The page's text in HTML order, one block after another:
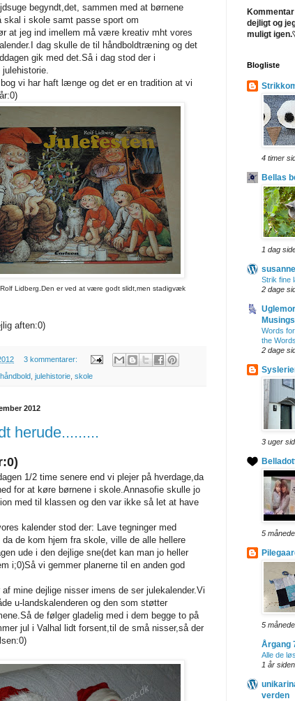
begyndt,det, sammen med at børnene
skal i skole samt passe sport om
at jeg ind imellem må være kreativ mht vores
dag skulle de til håndboldtræning og det
gik med det.Så i dag stod der i
vi har haft længe og det er en tradition at vi
Lidberg.Den er ved at være godt slidt,men stadigvæk
aften:0)
3 kommentarer:
håndbold julehistorie skole
2012
herude.........
1/2 time senere end vi plejer på hverdage,da
for at køre børnene i skole.Annasofie skulle jo
med til klassen og den var ikke så let at have
kalender stod der: Lave tegninger med
de kom hjem fra skole, ville de alle hellere
ude i den dejlige sne(det kan man jo heller
i;0)Så vi gemmer planerne til en anden god
af mine dejlige nisser imens de ser julekalender.Vi
u-landskalenderen og den som støtter
de følger gladelig med i dem begge to på
jul i Valhal lidt forsent,til de små nisser,så der
dejligt og
muligt
Blogliste
4 timer
Bellas
1 dag
Strik fine
2 dage
Musings
Words
the
2 dage
3 uger
5
5
Årgang
Alle de
1 år siden
verden